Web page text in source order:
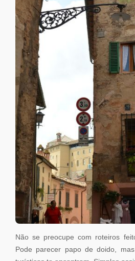
Não se preocupe com roteiros
Pode parecer papo de doido,